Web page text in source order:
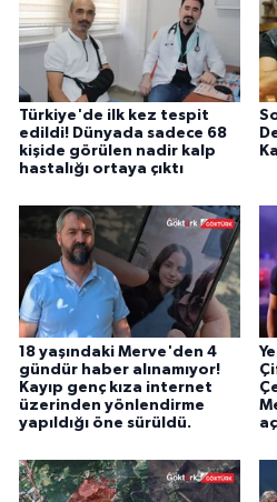
Türkiye'de ilk kez tespit
edildi! Dünyada sadece 68
kişide görülen nadir kalp
hastalığı ortaya çıktı
18 yaşındaki Merve'den 4
gündür haber alınamıyor!
Kayıp genç kıza internet
üzerinden yönlendirme
yapıldığı öne sürüldü.